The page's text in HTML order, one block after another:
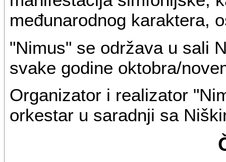
međunarodnog karaktera,
"Nimus" se održava u sali
svake godine oktobra/
Organizator i realizator
orkestar u saradnji sa